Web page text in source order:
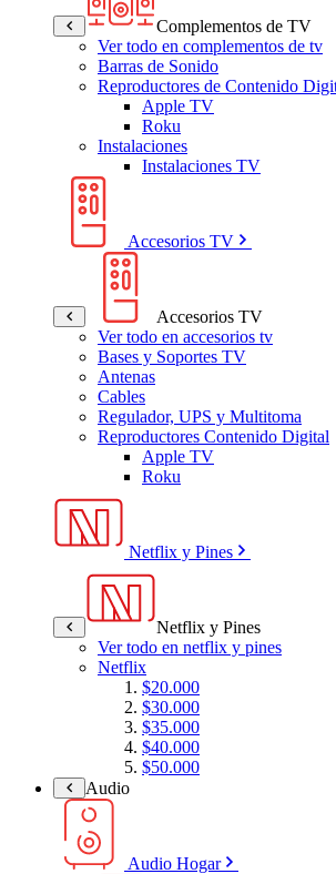
Complementos de TV
Ver todo en complementos de tv
Barras de Sonido
Reproductores de Contenido
Apple TV
Roku
Instalaciones
Instalaciones TV
Accesorios TV
Accesorios TV
Ver todo en accesorios tv
Bases y Soportes TV
Antenas
Cables
Regulador, UPS y Multitoma
Reproductores Contenido Digital
Apple TV
Roku
Netflix y Pines
Netflix y Pines
Ver todo en netflix y pines
Netflix
$20.000
$30.000
$35.000
$40.000
$50.000
Audio
Audio Hogar